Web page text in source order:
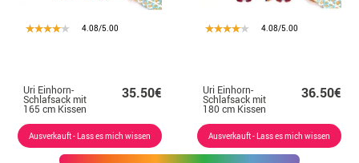
4.08/5.00
Uri Einhorn-
Schlafsack mit
165 cm Kissen
35.50€
Ausverkauft - Lass es mich wissen
4.08/5.00
Uri Einhorn-
Schlafsack mit
180 cm Kissen
36.50€
Ausverkauft - Lass es mich wissen